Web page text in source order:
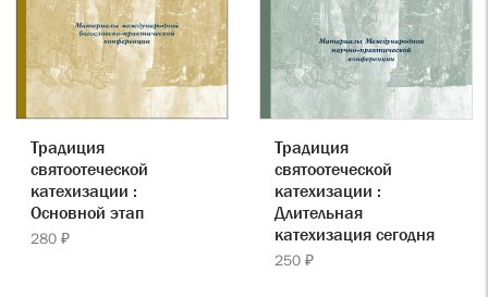
Традиция
святоотеческой
катехизации :
Основной этап
280 ₽
Традиция
святоотеческой
катехизации :
Длительная
катехизация сегодня
250 ₽